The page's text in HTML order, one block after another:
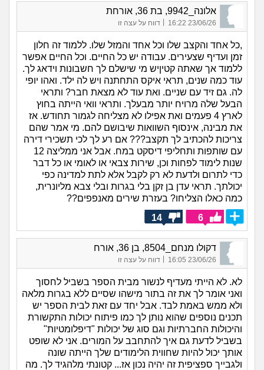
אלונה_9942, בת 36, אורחת
23/06/26 16:22
| דווח על עצה זו
,כל אחד והקצב שלו וכל אחד והמזל שלו. ללמוד זה חלון
זמן ועדיף שצעירים. עבודה יש כל החיים. וכל החיים אפשר
ללמוד אך שאתה קטיןיש מי שישלם לך חשבונות וידאג לך.
עוד כמה שנים, תראי איקס התחתנה ויש לה ילד. ואהו יופי
לה. גם זיד עם שניים. ואת עוד לא מצאת חבר? ותראי
הבעל שלה מרויח יותר מבעלך. ותראי וואי הייתה בחוץ
לארץ 4 פעמים ואת אפילו לא מצליחה לגמור תחודש. אז
את מבינה, אינסוף השוואות שיבושם להם. מי אמר שהם
צריכות להכתיב לך תקצב??? אם רע לך לכי תשכירי דירה
עם שותפות ותחליפי דיסקט במח. אבל אני ממליצה 12
שנות לימוד לפחות וכן, שירות צבאי או לאומי או כל דבר
כדי לתרום ולדעת לא רק לקבל אלא לתת למדינה כפי
יכולתך. תראי עדן בן זקן בלי בגרות ובלי צבא מליונרית,
כמה כאלו הצליחו? בעזרת שירים מאנפפים??
6
14
דקולו מנחם_8504, בן 36, אורח
23/06/26 16:05
| דווח על עצה זו
לא. לא הייתי מעדיף לנשור מבית הספר בשביל לחסוך
ואני אומר לך את זה בתור מישהו שסיים ללא בגרות מלאה
ולא ממש באמת לבד. אבל יחד עם זאת לבית הספר יש
תכנים נוספים שהוא נותן לך כמו פיתוח יכולות התקשורת
והיכולות החברתיות וגם סוג של יכולות "דיפלומטיות"
בשביל לדעת גם איך להתחבב על המורים. אני לא שופט
אותך יכול להיות שחווית הלימודים שלך הייתה שונה
ולגבייך ספציפית זה יהיה נכון אז... קטונתי מלהגיד לך. מה